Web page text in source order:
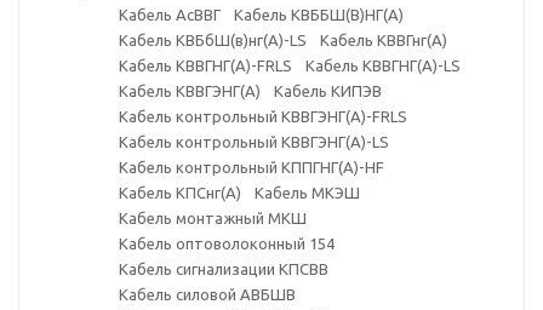
Кабель АсВВГ
Кабель КВББШ(В)НГ(А)
Кабель КВБбШ(в)нг(А)-LS
Кабель КВВГнг(А)
Кабель КВВГНГ(А)-FRLS
Кабель КВВГНГ(А)-LS
Кабель КВВГЭНГ(А)
Кабель КИПЭВ
Кабель контрольный КВВГЭНГ(А)-FRLS
Кабель контрольный КВВГЭНГ(А)-LS
Кабель контрольный КППГНГ(А)-HF
Кабель КПСнг(А)
Кабель МКЭШ
Кабель монтажный МКШ
Кабель оптоволоконный 154
Кабель сигнализации КПСВВ
Кабель силовой АВБШВ